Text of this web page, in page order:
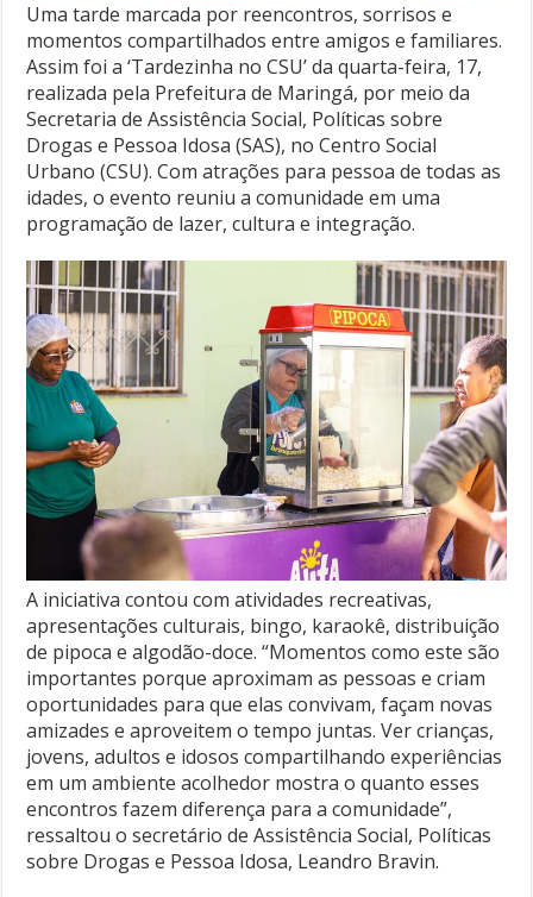
Uma tarde marcada por reencontros, sorrisos e
momentos compartilhados entre amigos e familiares.
Assim foi a ‘Tardezinha no CSU’ da quarta-feira, 17,
realizada pela Prefeitura de Maringá, por meio da
Secretaria de Assistência Social, Políticas sobre
Drogas e Pessoa Idosa (SAS), no Centro Social
Urbano (CSU). Com atrações para pessoa de todas as
idades, o evento reuniu a comunidade em uma
programação de lazer, cultura e integração.
A iniciativa contou com atividades recreativas,
apresentações culturais, bingo, karaokê, distribuição
de pipoca e algodão-doce. “Momentos como este são
importantes porque aproximam as pessoas e criam
oportunidades para que elas convivam, façam novas
amizades e aproveitem o tempo juntas. Ver crianças,
jovens, adultos e idosos compartilhando experiências
em um ambiente acolhedor mostra o quanto esses
encontros fazem diferença para a comunidade”,
ressaltou o secretário de Assistência Social, Políticas
sobre Drogas e Pessoa Idosa, Leandro Bravin.